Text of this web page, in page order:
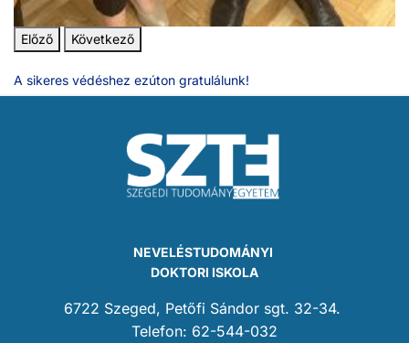
Előző Következő
A sikeres védéshez ezúton gratulálunk!
NEVELÉSTUDOMÁNYI
DOKTORI ISKOLA
6722 Szeged, Petőfi Sándor sgt. 32-34.
Telefon: 62-544-032